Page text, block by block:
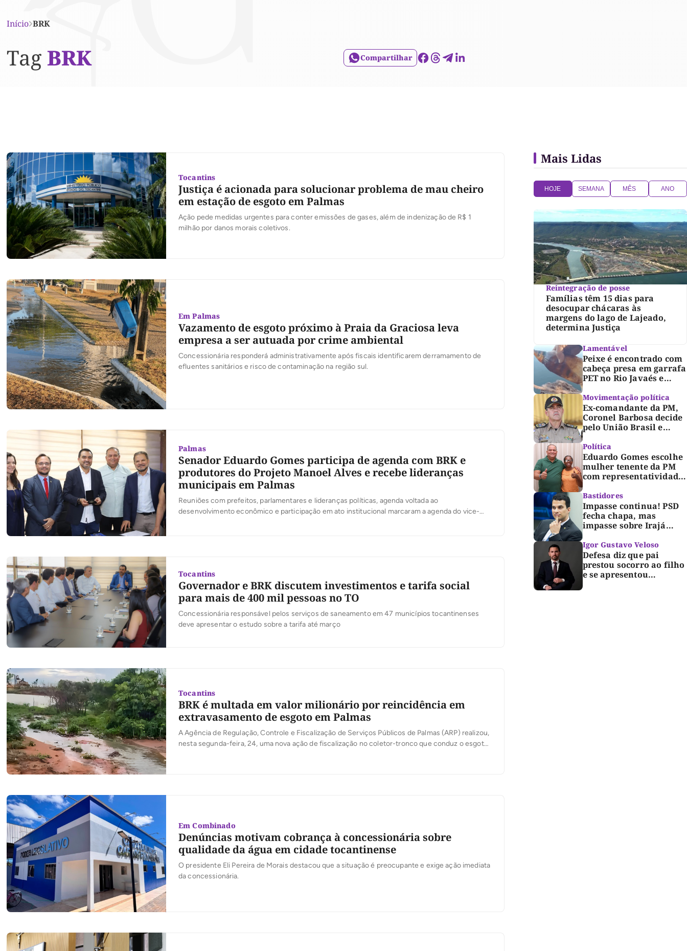
Início BRK
Tag BRK Compartilhar
Tocantins
Justiça é acionada para solucionar problema de mau cheiro
em estação de esgoto em Palmas
Ação pede medidas urgentes para conter emissões de gases, além de indenização de R$ 1
milhão por danos morais coletivos.
Em Palmas
Vazamento de esgoto próximo à Praia da Graciosa leva
empresa a ser autuada por crime ambiental
Concessionária responderá administrativamente após fiscais identificarem derramamento de
efluentes sanitários e risco de contaminação na região sul.
Palmas
Senador Eduardo Gomes participa de agenda com BRK e
produtores do Projeto Manoel Alves e recebe lideranças
municipais em Palmas
Reuniões com prefeitos, parlamentares e lideranças políticas, agenda voltada ao
desenvolvimento econômico e participação em ato institucional marcaram a agenda do vice-
Tocantins
Governador e BRK discutem investimentos e tarifa social
para mais de 400 mil pessoas no TO
Concessionária responsável pelos serviços de saneamento em 47 municípios tocantinenses
deve apresentar o estudo sobre a tarifa até março
Tocantins
BRK é multada em valor milionário por reincidência em
extravasamento de esgoto em Palmas
A Agência de Regulação, Controle e Fiscalização de Serviços Públicos de Palmas (ARP) realizou,
nesta segunda-feira, 24, uma nova ação de fiscalização no coletor-tronco que conduz o esgoto
Em Combinado
Denúncias motivam cobrança à concessionária sobre
qualidade da água em cidade tocantinense
O presidente Eli Pereira de Morais destacou que a situação é preocupante e exige ação imediata
da concessionária.
Mais Lidas
HOJE SEMANA MÊS ANO
Reintegração de posse
Famílias têm 15 dias para
desocupar chácaras às
margens do lago de Lajeado,
determina Justiça
Lamentável
Peixe é encontrado com
cabeça presa em garrafa
PET no Rio Javaés e
vídeo alerta para
impacto do lixo nos rios
Movimentação política
Ex-comandante da PM,
Coronel Barbosa decide
pelo União Brasil e
reforça chapa federal de
Dorinha
Política
Eduardo Gomes escolhe
mulher tenente da PM
com representatividade
e trajetória de
superação para compor
segunda suplência ao
Senado
Bastidores
Impasse continua! PSD
fecha chapa, mas
impasse sobre Irajá
segue até o limite do
prazo no TRE; Laurez diz
que nome dele não foi
homologado
Igor Gustavo Veloso
Defesa diz que pai
prestou socorro ao filho
e se apresentou
espontaneamente à